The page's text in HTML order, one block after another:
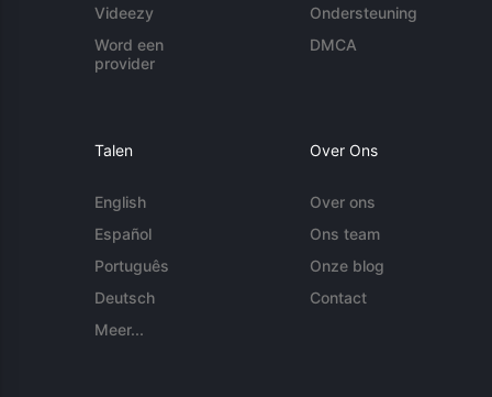
Videezy
Word een
provider
Ondersteuning
DMCA
Talen
English
Español
Português
Deutsch
Meer...
Over Ons
Over ons
Ons team
Onze blog
Contact